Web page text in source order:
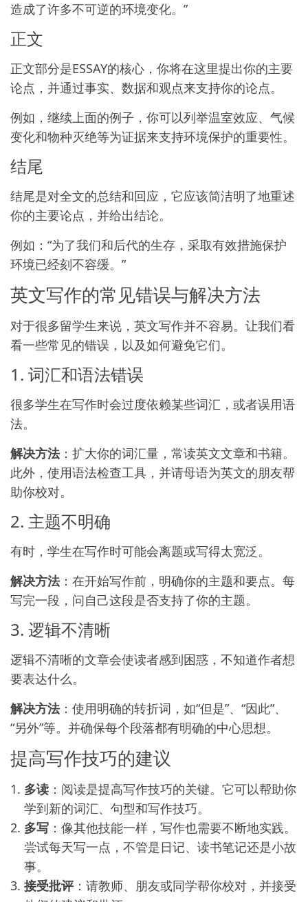
造成了许多不可逆的环境变化。”
正文
正文部分是ESSAY的核心，你将在这里提出你的主要
论点，并通过事实、数据和观点来支持你的论点。
例如，继续上面的例子，你可以列举温室效应、气候
变化和物种灭绝等为证据来支持环境保护的重要性。
结尾
结尾是对全文的总结和回应，它应该简洁明了地重述
你的主要论点，并给出结论。
例如：“为了我们和后代的生存，采取有效措施保护
环境已经刻不容缓。”
英文写作的常见错误与解决方法
对于很多留学生来说，英文写作并不容易。让我们看
看一些常见的错误，以及如何避免它们。
1. 词汇和语法错误
很多学生在写作时会过度依赖某些词汇，或者误用语
法。
解决方法：扩大你的词汇量，常读英文文章和书籍。
此外，使用语法检查工具，并请母语为英文的朋友帮
助你校对。
2. 主题不明确
有时，学生在写作时可能会离题或写得太宽泛。
解决方法：在开始写作前，明确你的主题和要点。每
写完一段，问自己这段是否支持了你的主题。
3. 逻辑不清晰
逻辑不清晰的文章会使读者感到困惑，不知道作者想
要表达什么。
解决方法：使用明确的转折词，如“但是”、“因此”、
“另外”等。并确保每个段落都有明确的中心思想。
提高写作技巧的建议
多读 ：阅读是提高写作技巧的关键。它可以帮助你
学到新的词汇、句型和写作技巧。
多写 ：像其他技能一样，写作也需要不断地实践。
尝试每天写一点，不管是日记、读书笔记还是小故
事。
接受批评：请教师、朋友或同学帮你校对，并接受